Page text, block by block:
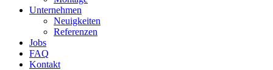
Unternehmen
Neuigkeiten
Referenzen
Jobs
FAQ
Kontakt